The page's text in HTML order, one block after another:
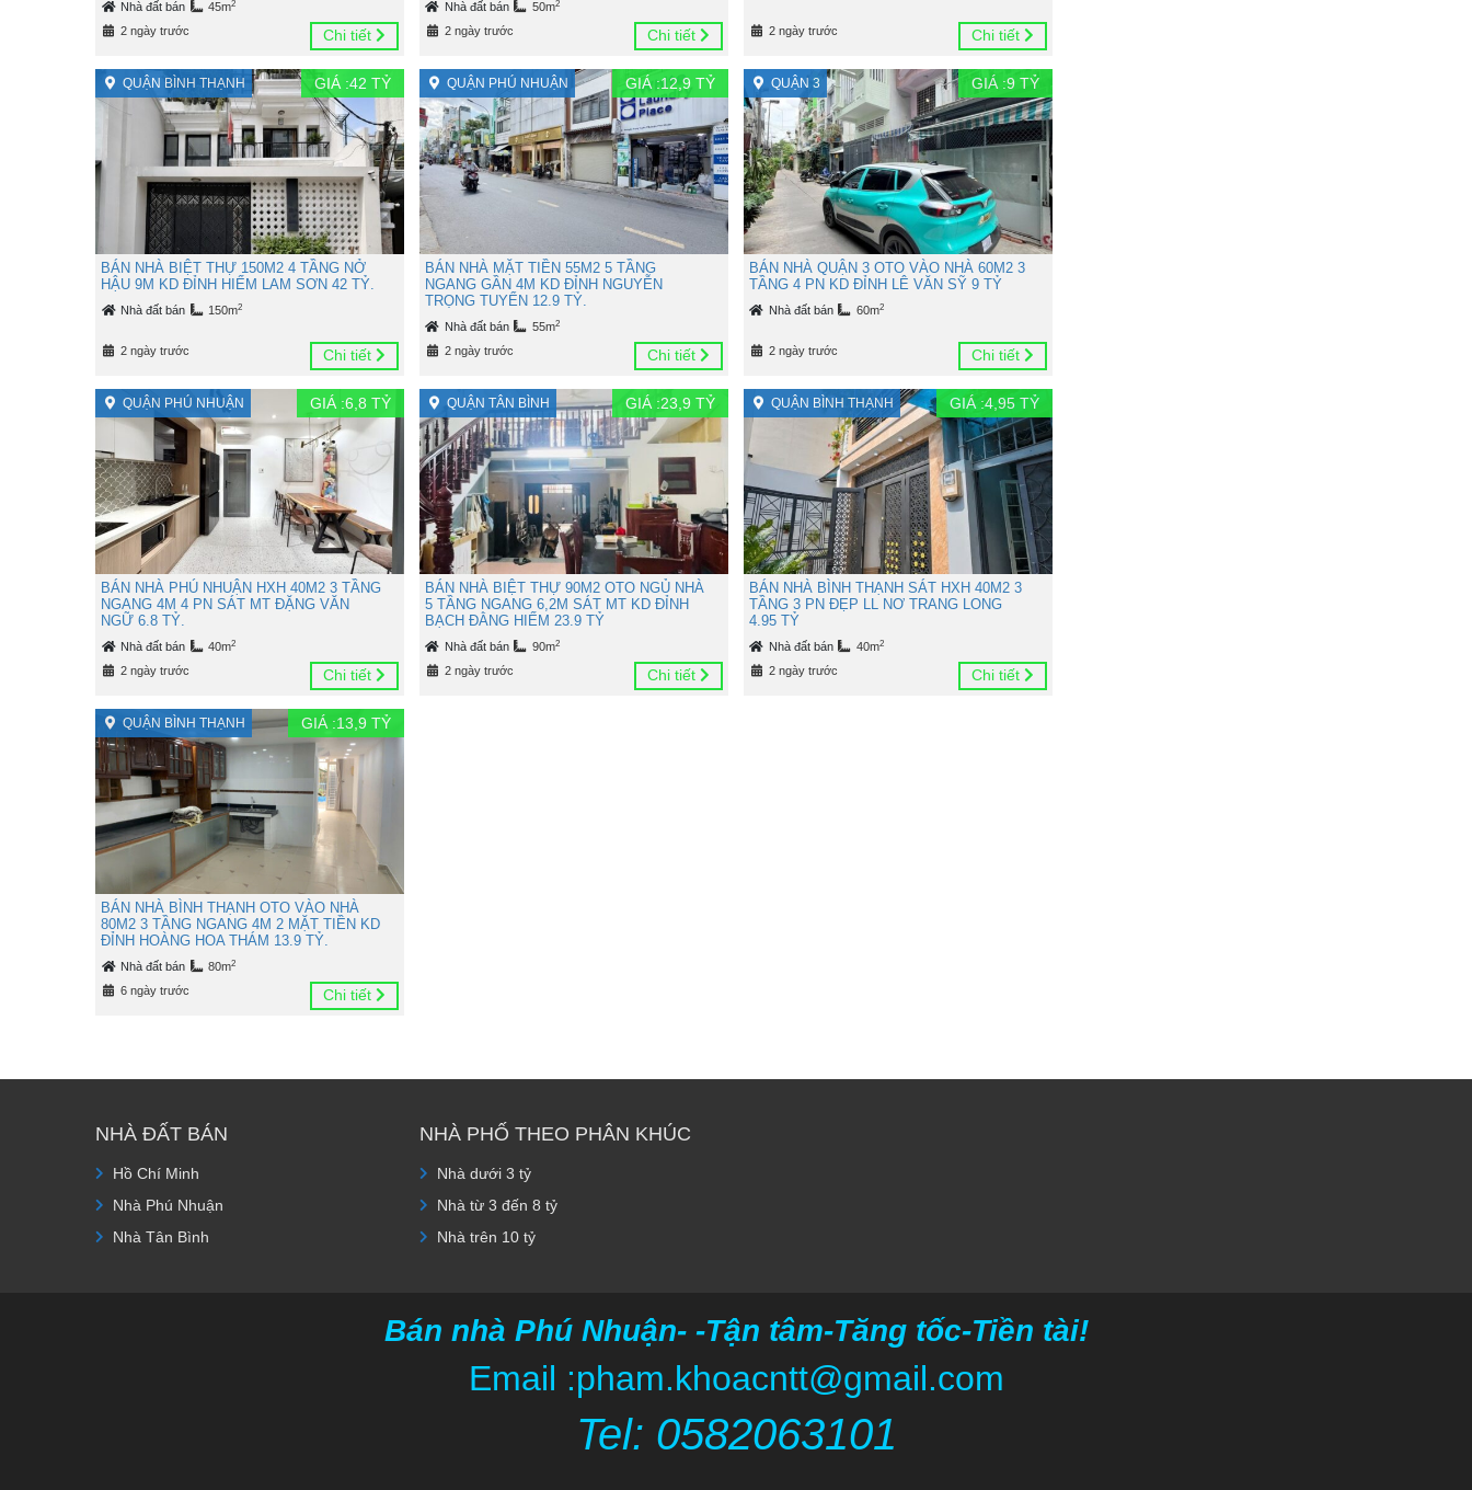
Nhà đất bán 45m2
2 ngày trước Chi tiết
Nhà đất bán 50m2
2 ngày trước Chi tiết 2 ngày trước Chi tiết
QUẬN BÌNH THẠNH GIÁ :42 TỶ
BÁN NHÀ BIỆT THỰ 150M2 4 TẦNG NỞ
HẬU 9M KD ĐỈNH HIẾM LAM SƠN 42 TỶ.
Nhà đất bán 150m2
2 ngày trước Chi tiết
QUẬN PHÚ NHUẬN GIÁ :12,9 TỶ
BÁN NHÀ MẶT TIỀN 55M2 5 TẦNG
NGANG GẦN 4M KD ĐỈNH NGUYỄN
TRỌNG TUYỂN 12.9 TỶ.
Nhà đất bán 55m2
2 ngày trước Chi tiết
QUẬN 3 GIÁ :9TỶ
BÁN NHÀ QUẬN 3 OTO VÀO NHÀ 60M2 3
TẦNG 4 PN KD ĐỈNH LÊ VĂN SỸ 9 TỶ
Nhà đất bán 60m2
2 ngày trước Chi tiết
QUẬN PHÚ NHUẬN GIÁ :6,8 TỶ
BÁN NHÀ PHÚ NHUẬN HXH 40M2 3 TẦNG
NGANG 4M 4 PN SÁT MT ĐẶNG VĂN
NGỮ 6.8 TỶ.
Nhà đất bán 40m2
2 ngày trước Chi tiết
QUẬN TÂN BÌNH GIÁ :23,9 TỶ
BÁN NHÀ BIỆT THỰ 90M2 OTO NGỦ NHÀ
5 TẦNG NGANG 6,2M SÁT MT KD ĐỈNH
BẠCH ĐẰNG HIẾM 23.9 TỶ
Nhà đất bán 90m2
2 ngày trước Chi tiết
QUẬN BÌNH THẠNH GIÁ :4,95TỶ
BÁN NHÀ BÌNH THẠNH SÁT HXH 40M2 3
TẦNG 3 PN ĐẸP LL NƠ TRANG LONG
4.95 TỶ
Nhà đất bán 40m2
2 ngày trước Chi tiết
QUẬN BÌNH THẠNH GIÁ :13,9 TỶ
BÁN NHÀ BÌNH THẠNH OTO VÀO NHÀ
80M2 3 TẦNG NGANG 4M 2 MẶT TIỀN KD
ĐỈNH HOÀNG HOA THÁM 13.9 TỶ.
Nhà đất bán 80m2
6 ngày trước Chi tiết
NHÀ ĐẤT BÁN
Hồ Chí Minh
Nhà Phú Nhuận
Nhà Tân Bình
NHÀ PHỐ THEO PHÂN KHÚC
Nhà dưới 3 tỷ
Nhà từ 3 đến 8 tỷ
Nhà trên 10 tỷ
Bán nhà Phú Nhuận- -Tận tâm-Tăng tốc-Tiền tài!
Email :pham.khoacntt@gmail.com
Tel: 0582063101